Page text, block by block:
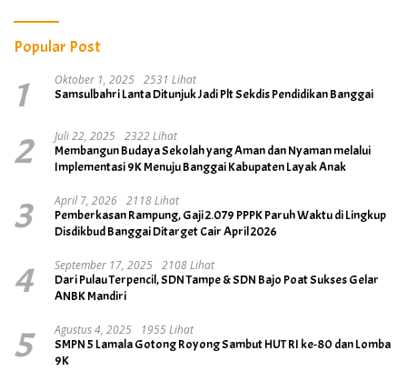
Popular Post
1 Oktober 1, 2025 2531 Lihat
Samsulbahri Lanta Ditunjuk Jadi Plt Sekdis Pendidikan Banggai
2 Juli 22, 2025 2322 Lihat
Membangun Budaya Sekolah yang Aman dan Nyaman melalui
Implementasi 9K Menuju Banggai Kabupaten Layak Anak
3 April 7, 2026 2118 Lihat
Pemberkasan Rampung, Gaji 2.079 PPPK Paruh Waktu di Lingkup
Disdikbud Banggai Ditarget Cair April 2026
4 September 17, 2025 2108 Lihat
Dari Pulau Terpencil, SDN Tampe & SDN Bajo Poat Sukses Gelar
ANBK Mandiri
5 Agustus 4, 2025
1955 Lihat
SMPN 5 Lamala Gotong Royong Sambut HUT RI ke-80 dan Lomba
9K